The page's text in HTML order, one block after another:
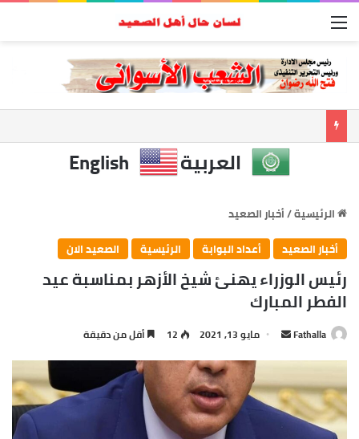
القائمة
العربية English
الرئيسية/أخبار الصعيد
أخبار الصعيد
أعداد البوابة الرئيسية الصعيد الان
رئيس الوزراء يهنئ شيخ الأزهر بمناسبة عيد
الفطر المبارك
Fathalla
أرسل
إلكترونيا
مايو 13, 2021 12 أقل من دقيقة